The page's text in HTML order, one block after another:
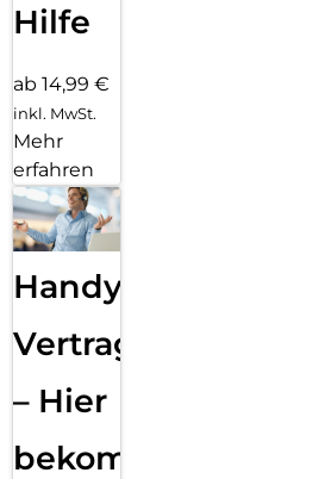
Hilfe
ab 14,99 €
inkl. MwSt.
Mehr
erfahren
Handy
Vertragsabwicklung
– Hier
bekommst